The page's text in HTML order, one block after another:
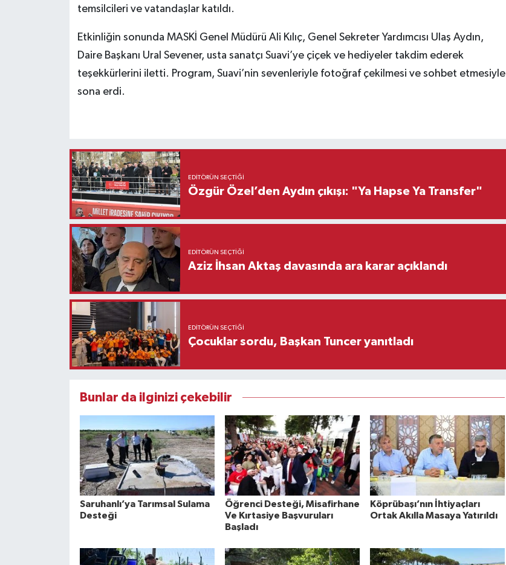
temsilcileri ve vatandaşlar katıldı.
Etkinliğin sonunda MASKİ Genel Müdürü Ali Kılıç, Genel Sekreter Yardımcısı Ulaş Aydın,
Daire Başkanı Ural Sevener, usta sanatçı Suavi’ye çiçek ve hediyeler takdim ederek
teşekkürlerini iletti. Program, Suavi’nin sevenleriyle fotoğraf çekilmesi ve sohbet etmesiyle
sona erdi.
EDITÖRÜN SEÇTIĞI
Özgür Özel’den Aydın çıkışı: "Ya Hapse Ya Transfer"
EDITÖRÜN SEÇTIĞI
Aziz İhsan Aktaş davasında ara karar açıklandı
EDITÖRÜN SEÇTIĞI
Çocuklar sordu, Başkan Tuncer yanıtladı
Bunlar da ilginizi çekebilir
Saruhanlı’ya Tarımsal Sulama
Desteği
Öğrenci Desteği, Misafirhane
Ve Kırtasiye Başvuruları
Başladı
Köprübaşı’nın İhtiyaçları
Ortak Akılla Masaya Yatırıldı